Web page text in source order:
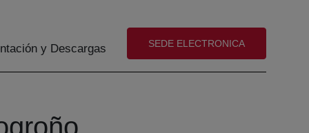
y Descargas (abre en nueva ventana)
SEDE ELECTRONICA